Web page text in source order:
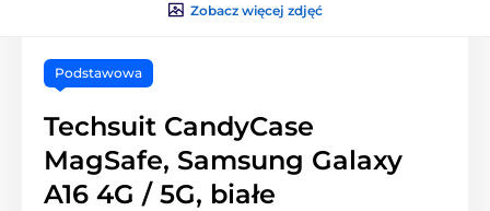
Zobacz więcej zdjęć
Podstawowa
Techsuit CandyCase
MagSafe, Samsung Galaxy
A16 4G / 5G, białe